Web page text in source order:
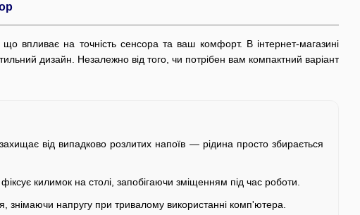
впливає на точність сенсора та ваш комфорт. В інтернет-магазині
дизайн. Незалежно від того, чи потрібен вам компактний варіант
від випадково розлитих напоїв — рідина просто збирається
килимок на столі, запобігаючи зміщенням під час роботи.
знімаючи напругу при тривалому використанні комп'ютера.